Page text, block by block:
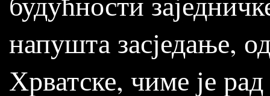
напушта засједање,
Хрватске, чиме је